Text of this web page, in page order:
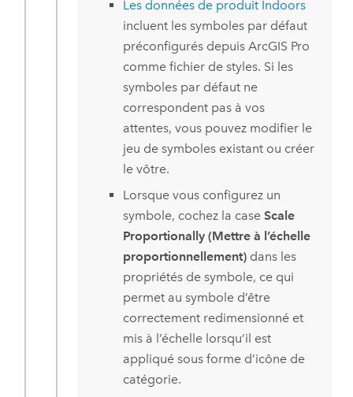
Les données de produit Indoors
incluent les symboles par défaut
préconfigurés depuisArcGIS Pro
comme fichier de styles. Si les
symboles par défaut ne
correspondent pas à vos
attentes, vous pouvez modifier le
jeu de symboles existant ou créer
le vôtre.
Lorsque vous configurez un
symbole, cochez la caseScale
Proportionally (Mettre à l’échelle
proportionnellement) dans les
propriétés de symbole, ce qui
permet au symbole d’être
correctement redimensionné et
mis à l’échelle lorsqu’il est
appliqué sous forme d’icône de
catégorie.